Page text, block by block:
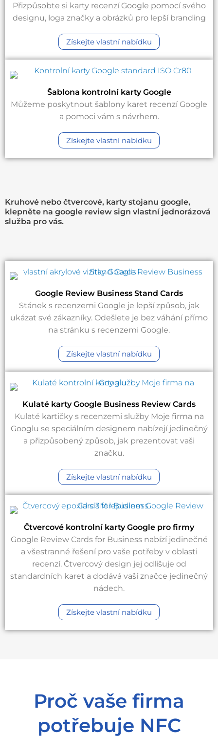
Přizpůsobte si karty recenzí Google pomocí svého
designu, loga značky a obrázků pro lepší branding
Získejte vlastní nabídku
Šablona kontrolní karty Google
Můžeme poskytnout šablony karet recenzí Google
a pomoci vám s návrhem.
Získejte vlastní nabídku
Kruhové nebo čtvercové, karty stojanu google,
klepněte na google review sign vlastní jednorázová
služba pro vás.
Google Review Business Stand Cards
Stánek s recenzemi Google je lepší způsob, jak
ukázat své zákazníky. Odešlete je bez váhání přímo
na stránku s recenzemi Google.
Získejte vlastní nabídku
Kulaté karty Google Business Review Cards
Kulaté kartičky s recenzemi služby Moje firma na
Googlu se speciálním designem nabízejí jedinečný
a přizpůsobený způsob, jak prezentovat vaši
značku.
Získejte vlastní nabídku
Čtvercové kontrolní karty Google pro firmy
Google Review Cards for Business nabízí jedinečné
a všestranné řešení pro vaše potřeby v oblasti
recenzí. Čtvercový design jej odlišuje od
standardních karet a dodává vaší značce jedinečný
nádech.
Získejte vlastní nabídku
Proč vaše firma
potřebuje NFC